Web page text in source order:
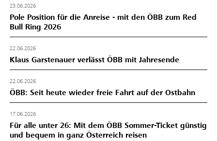
23.06.2026
Pole Position für die Anreise - mit den ÖBB zum Red
Bull Ring 2026
22.06.2026
Klaus Garstenauer verlässt ÖBB mit Jahresende
22.06.2026
ÖBB: Seit heute wieder freie Fahrt auf der Ostbahn
17.06.2026
Für alle unter 26: Mit dem ÖBB Sommer-Ticket günstig
und bequem in ganz Österreich reisen